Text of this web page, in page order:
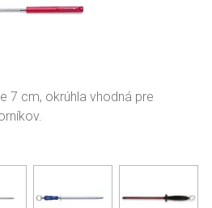
7 cm, okrúhla vhodná pre